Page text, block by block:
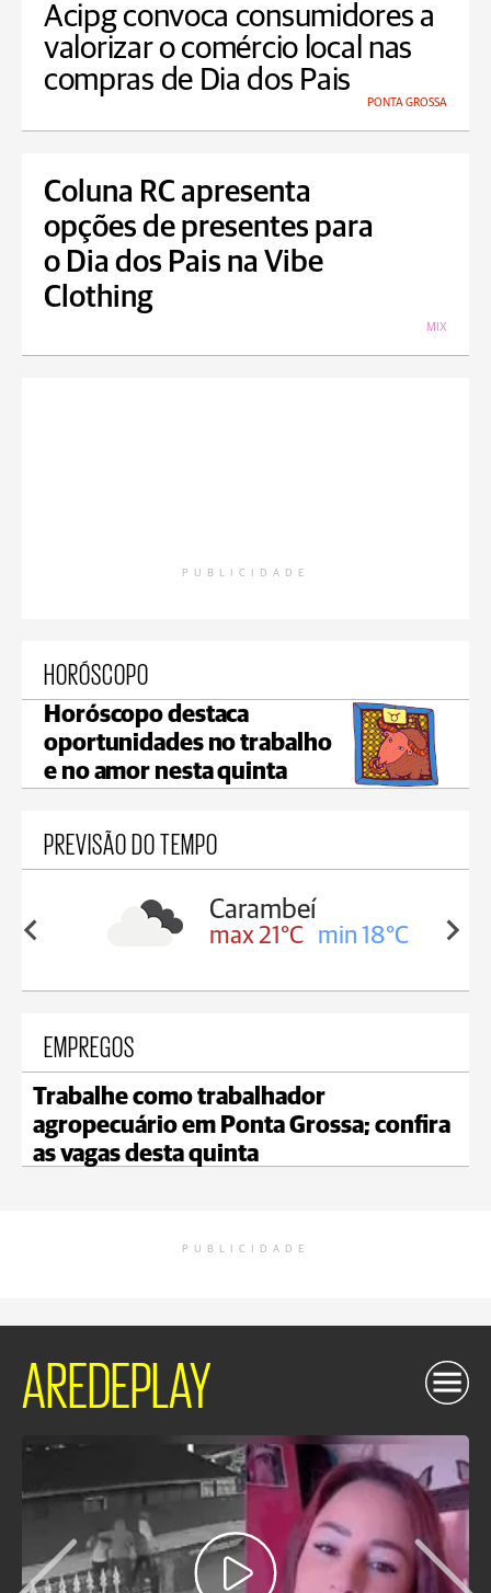
Acipg convoca consumidores a
valorizar o comércio local nas
compras de Dia dos Pais
PONTA GROSSA
Coluna RC apresenta
opções de presentes para
o Dia dos Pais na Vibe
Clothing
MIX
PUBLICIDADE
HORÓSCOPO
Horóscopo destaca
oportunidades no trabalho
e no amor nesta quinta
PREVISÃO DO TEMPO
19°C
Carambeí
max 21°C min 18°C
EMPREGOS
Trabalhe como trabalhador
agropecuário em Ponta Grossa; confira
as vagas desta quinta
PUBLICIDADE
AREDEPLAY